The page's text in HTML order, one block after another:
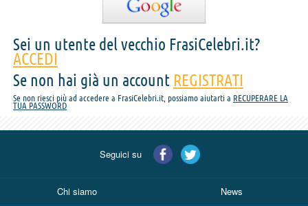
Sei un utente del vecchio FrasiCelebri.it?
ACCEDI
Se non hai già un account REGISTRATI
Se non riesci più ad accedere a FrasiCelebri.it, possiamo aiutarti a RECUPERARE LA
TUA PASSWORD
Seguici su
Chi siamo News